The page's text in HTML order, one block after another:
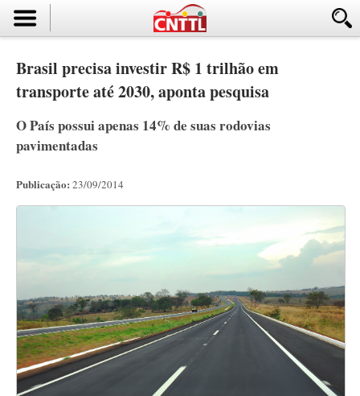
Brasil precisa investir R$ 1 trilhão em
transporte até 2030, aponta pesquisa
O País possui apenas 14% de suas rodovias
pavimentadas
Publicação: 23/09/2014